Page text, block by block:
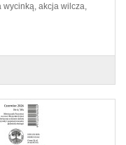
akcja wilcza,